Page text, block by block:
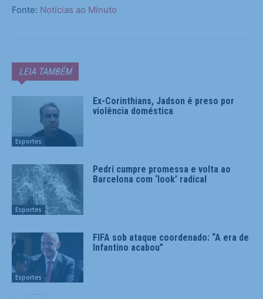
Fonte: Notícias ao Minuto
LEIA TAMBÉM
Esportes
Ex-Corinthians, Jadson é preso por
violência doméstica
Esportes
Pedri cumpre promessa e volta ao
Barcelona com ‘look’ radical
Esportes
FIFA sob ataque coordenado: “A era de
Infantino acabou”